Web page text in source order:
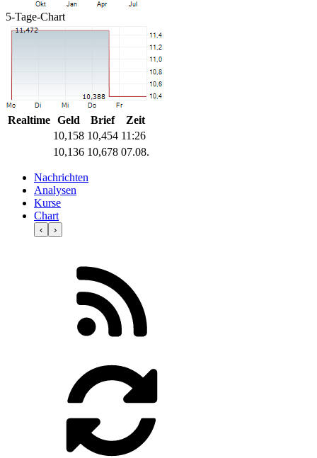
5-Tage-Chart
Realtime Geld Brief
Zeit
10,158 10,454 11:26
10,136 10,678 07.08.
Nachrichten
Analysen
Kurse
Chart
‹ ›